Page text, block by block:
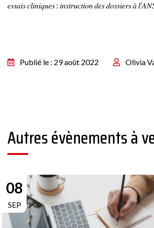
𝑒𝑠𝑠𝑎𝑖𝑠 𝑐𝑙𝑖𝑛𝑖𝑞𝑢𝑒𝑠 : 𝑖𝑛𝑠𝑡𝑟𝑢𝑐𝑡𝑖𝑜𝑛 𝑑𝑒𝑠 𝑑𝑜𝑠𝑠𝑖𝑒𝑟𝑠 𝑎̀
Publié le : 29 août 2022 Olivia
Autres évènements à
08
SEP